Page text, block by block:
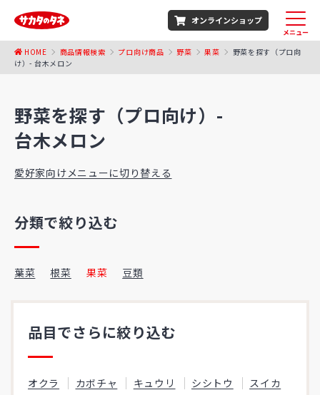
オンラインショップ
メニュー
HOME 商品情報検索 プロ向け商品 野菜 果菜
野菜を探す（プロ向
け）- 台木メロン
野菜を探す（プロ向け）-
台木メロン
愛好家向けメニューに切り替える
分類で絞り込む
葉菜 根菜 果菜 豆類
品目でさらに絞り込む
オクラ カボチャ キュウリ シシトウ
スイカ